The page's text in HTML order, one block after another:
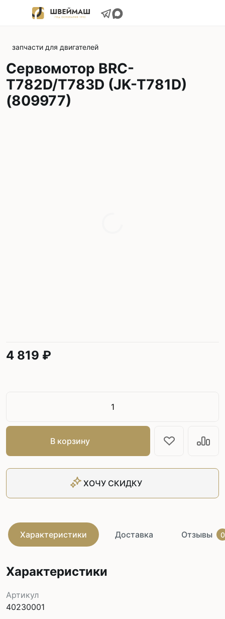
запчасти для двигателей
Сервомотор BRC-
T782D/T783D (JK-T781D)
(809977)
4 819 ₽
В корзину
ХОЧУ СКИДКУ
Характеристики Доставка Отзывы 0
Характеристики
Артикул
40230001